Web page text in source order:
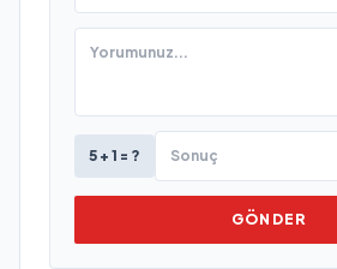
5 + 1 = ?
GÖNDER